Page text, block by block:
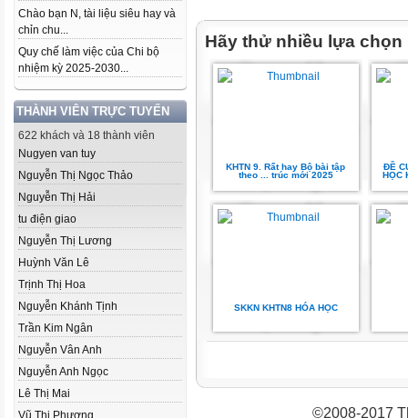
Chào bạn N, tài liệu siêu hay và
chỉn chu...
Quy chế làm việc của Chi bộ
nhiệm kỳ 2025-2030...
THÀNH VIÊN TRỰC TUYẾN
622 khách và 18 thành viên
Nugyen van tuy
Nguyễn Thị Ngọc Thảo
Nguyễn Thị Hải
tu điện giao
Nguyễn Thị Lương
Huỳnh Văn Lê
Trịnh Thị Hoa
Nguyễn Khánh Tịnh
Trần Kim Ngân
Nguyễn Vân Anh
Nguyễn Anh Ngọc
Lê Thị Mai
Vũ Thị Phượng
Hãy thử nhiều lựa chọn
KHTN 9. Rất hay Bộ bài tập
theo ... trúc mới 2025
ĐỀ
HỌC
SKKN KHTN8 HÓA HỌC
©2008-2017